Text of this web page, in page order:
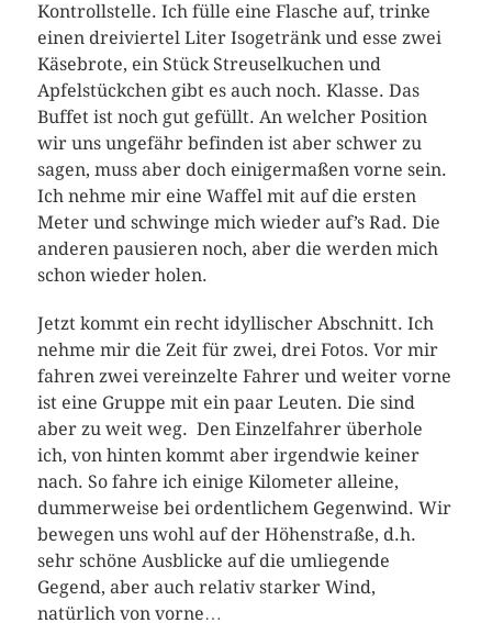
Kontrollstelle. Ich fülle eine Flasche auf, trinke
einen dreiviertel Liter Isogetränk und esse zwei
Käsebrote, ein Stück Streuselkuchen und
Apfelstückchen gibt es auch noch. Klasse. Das
Buffet ist noch gut gefüllt. An welcher Position
wir uns ungefähr befinden ist aber schwer zu
sagen, muss aber doch einigermaßen vorne sein.
Ich nehme mir eine Waffel mit auf die ersten
Meter und schwinge mich wieder auf’s Rad. Die
anderen pausieren noch, aber die werden mich
schon wieder holen.
Jetzt kommt ein recht idyllischer Abschnitt. Ich
nehme mir die Zeit für zwei, drei Fotos. Vor mir
fahren zwei vereinzelte Fahrer und weiter vorne
ist eine Gruppe mit ein paar Leuten. Die sind
aber zu weit weg. Den Einzelfahrer überhole
ich, von hinten kommt aber irgendwie keiner
nach. So fahre ich einige Kilometer alleine,
dummerweise bei ordentlichem Gegenwind. Wir
bewegen uns wohl auf der Höhenstraße, d.h.
sehr schöne Ausblicke auf die umliegende
Gegend, aber auch relativ starker Wind,
natürlich von vorne…